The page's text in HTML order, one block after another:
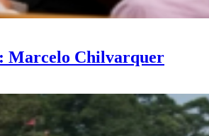
Marcelo Chilvarquer